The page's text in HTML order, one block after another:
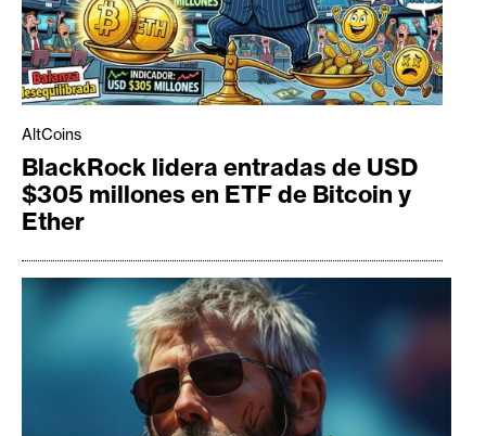
AltCoins
BlackRock lidera entradas de USD
$305 millones en ETF de Bitcoin y
Ether